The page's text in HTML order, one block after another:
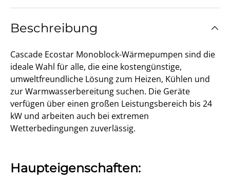
Beschreibung
Cascade Ecostar Monoblock-Wärmepumpen sind die
ideale Wahl für alle, die eine kostengünstige,
umweltfreundliche Lösung zum Heizen, Kühlen und
zur Warmwasserbereitung suchen. Die Geräte
verfügen über einen großen Leistungsbereich bis 24
kW und arbeiten auch bei extremen
Wetterbedingungen zuverlässig.
Haupteigenschaften: